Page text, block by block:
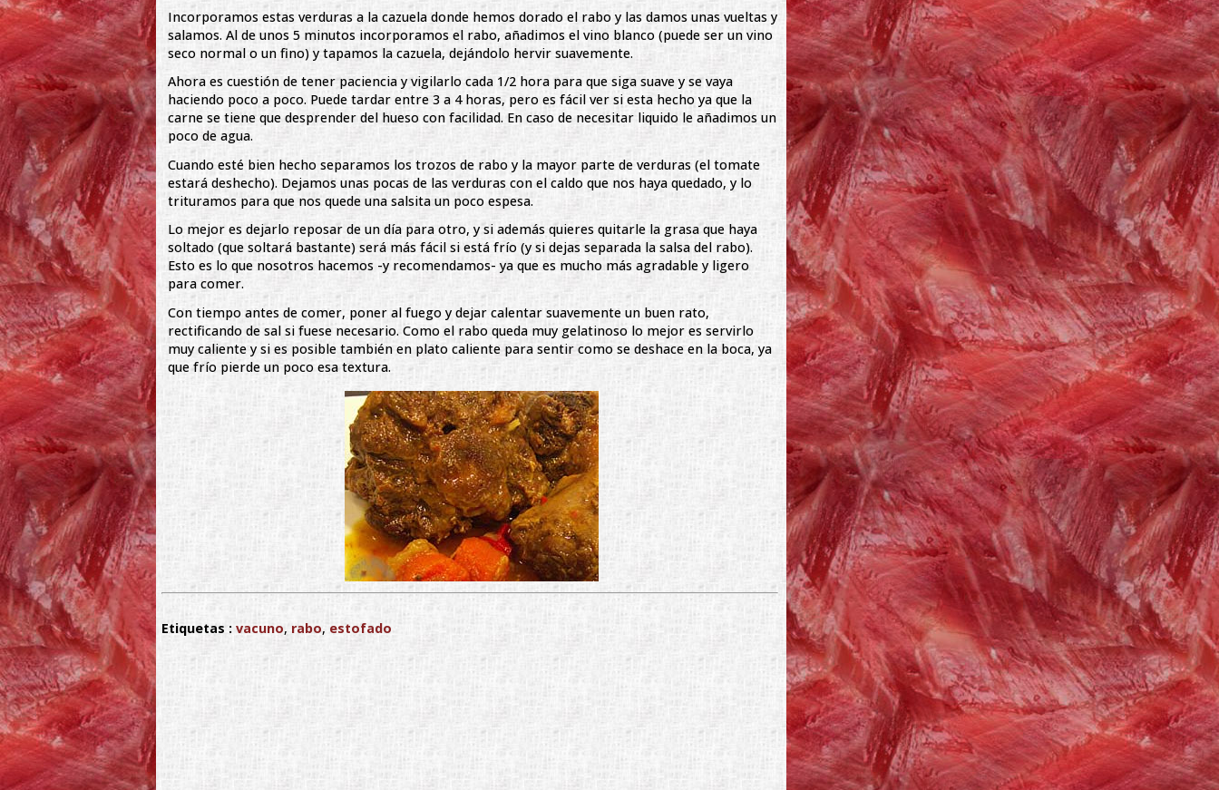
Incorporamos estas verduras a la cazuela donde hemos dorado el rabo y las damos unas vueltas y
salamos. Al de unos 5 minutos incorporamos el rabo, añadimos el vino blanco (puede ser un vino
seco normal o un fino) y tapamos la cazuela, dejándolo hervir suavemente.
Ahora es cuestión de tener paciencia y vigilarlo cada 1/2 hora para que siga suave y se vaya
haciendo poco a poco. Puede tardar entre 3 a 4 horas, pero es fácil ver si esta hecho ya que la
carne se tiene que desprender del hueso con facilidad. En caso de necesitar liquido le añadimos un
poco de agua.
Cuando esté bien hecho separamos los trozos de rabo y la mayor parte de verduras (el tomate
estará deshecho). Dejamos unas pocas de las verduras con el caldo que nos haya quedado, y lo
trituramos para que nos quede una salsita un poco espesa.
Lo mejor es dejarlo reposar de un día para otro, y si además quieres quitarle la grasa que haya
soltado (que soltará bastante) será más fácil si está frío (y si dejas separada la salsa del rabo).
Esto es lo que nosotros hacemos -y recomendamos- ya que es mucho más agradable y ligero
para comer.
Con tiempo antes de comer, poner al fuego y dejar calentar suavemente un buen rato,
rectificando de sal si fuese necesario. Como el rabo queda muy gelatinoso lo mejor es servirlo
muy caliente y si es posible también en plato caliente para sentir como se deshace en la boca, ya
que frío pierde un poco esa textura.
Etiquetas : vacuno, rabo, estofado